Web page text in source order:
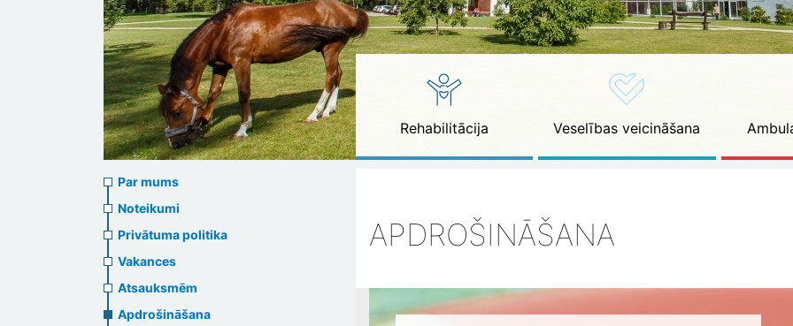
Rehabilitācija Veselības veicināšana
About
us
header
menu
Par mums
Noteikumi
Privātuma politika
Vakances
Atsauksmēm
Apdrošināšana
APDROŠINĀŠANA